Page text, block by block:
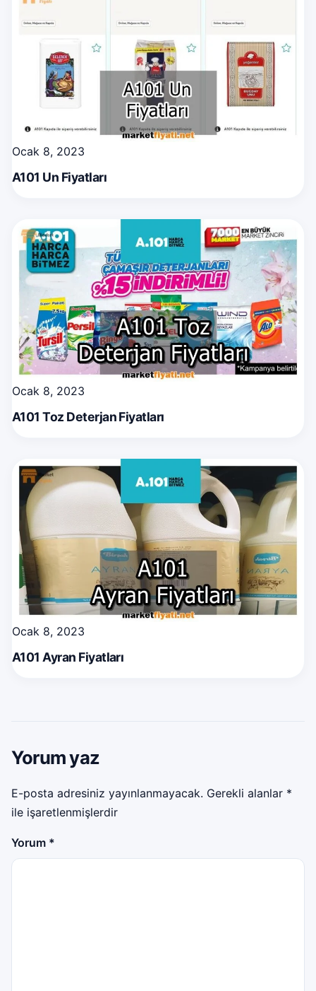
Ocak 8, 2023
A101 Un Fiyatları
Ocak 8, 2023
A101 Toz Deterjan Fiyatları
Ocak 8, 2023
A101 Ayran Fiyatları
Yorum yaz
E-posta adresiniz yayınlanmayacak. Gerekli alanlar *
ile işaretlenmişlerdir
Yorum *